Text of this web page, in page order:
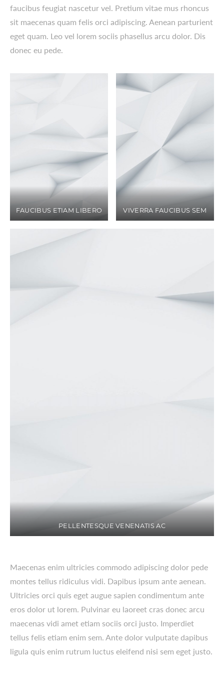
faucibus feugiat nascetur vel. Pretium vitae mus rhoncus
sit maecenas quam felis orci adipiscing. Aenean parturient
eget quam. Leo vel lorem sociis phasellus arcu dolor. Dis
donec eu pede.
FAUCIBUS ETIAM LIBERO VIVERRA FAUCIBUS SEM
PELLENTESQUE VENENATIS AC
Maecenas enim ultricies commodo adipiscing dolor pede
montes tellus ridiculus vidi. Dapibus ipsum ante aenean.
Ultricies orci quis eget augue sapien condimentum ante
eros dolor ut lorem. Pulvinar eu laoreet cras donec arcu
maecenas vidi amet etiam sociis orci justo. Imperdiet
tellus felis etiam enim sem. Ante dolor vulputate dapibus
ligula quis enim rutrum luctus eleifend nisi sem eget justo.